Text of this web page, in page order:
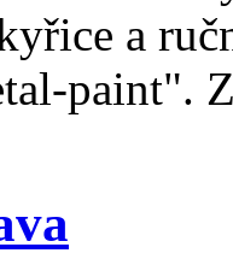
a
paint".